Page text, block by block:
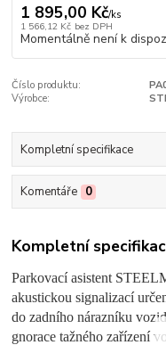
1 895,00 Kč/ks
1 566,12 Kč bez DPH
Momentálně není k
Číslo produktu:
Výrobce:
Kompletní specifikace
Komentáře 0
Kompletní
Parkovací asistent
akustickou signalizací
do zadního nárazníku
gnorace tažného zařízení